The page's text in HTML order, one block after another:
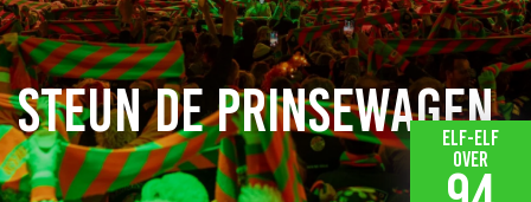
Steun de Prinsewagen
Elf-elf
over